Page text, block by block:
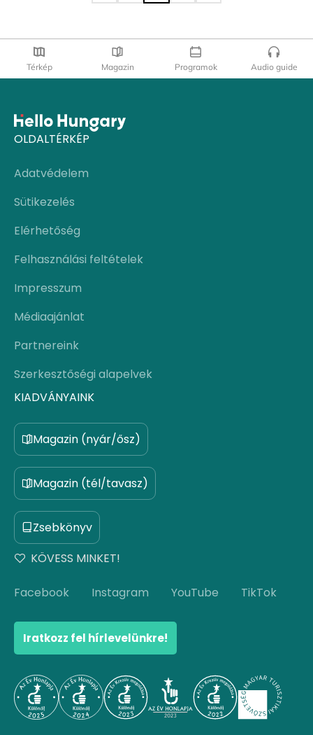
Térkép Magazin Programok Audio guide
OLDALTÉRKÉP
Adatvédelem
Sütikezelés
Elérhetőség
Felhasználási feltételek
Impresszum
Médiaajánlat
Partnereink
Szerkesztőségi alapelvek
KIADVÁNYAINK
Magazin (nyár/ősz)
Magazin (tél/tavasz)
Zsebkönyv
KÖVESS MINKET!
Facebook Instagram YouTube TikTok
Iratkozz fel hírlevelünkre!